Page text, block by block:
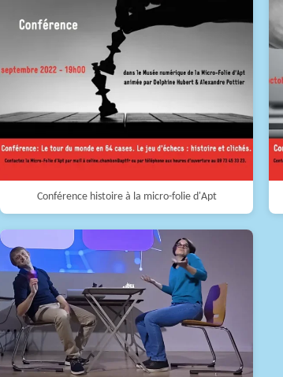
Conférence histoire à la micro-folie d'Apt